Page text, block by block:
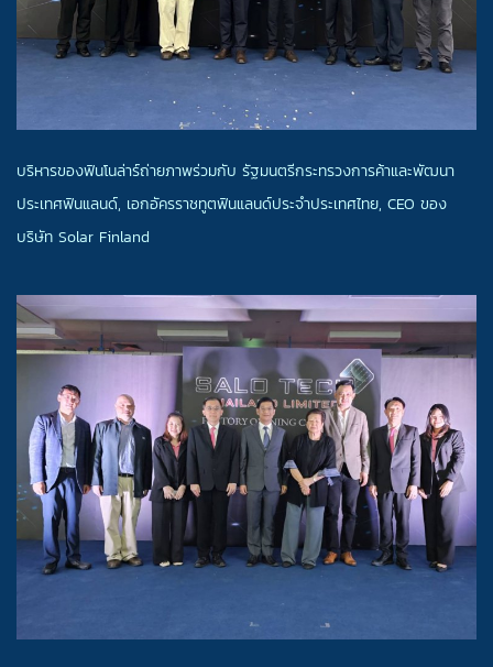
บริหารของฟินโนล่าร์ถ่ายภาพร่วมกับ รัฐมนตรีกระทรวงการค้าและพัฒนา
ประเทศฟินแลนด์, เอกอัครราชทูตฟินแลนด์ประจำประเทศไทย, CEO ของ
บริษัท Solar Finland